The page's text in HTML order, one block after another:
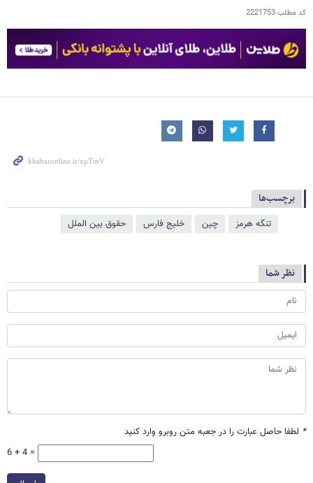
کد مطلب2221753
برچسب‌ها
تنگه هرمز چین خلیج فارس حقوق بین الملل
نظر شما
* لطفا حاصل عبارت را در جعبه متن روبرو وارد کنید
6 + 4 =